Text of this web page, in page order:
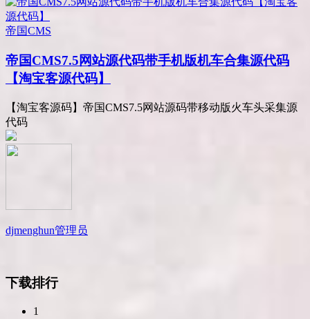
帝国CMS
帝国CMS7.5网站源代码带手机版机车合集源代码
【淘宝客源代码】
【淘宝客源码】帝国CMS7.5网站源码带移动版火车头采集源
代码
djmenghun管理员
下载排行
1